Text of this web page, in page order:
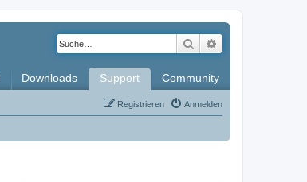
Suche
Downloads Support Community
Anmelden
Registrieren